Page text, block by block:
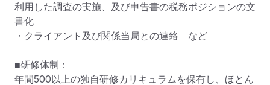
利用した調査の実施、及び申告書の税務ポジションの文
書化
・クライアント及び関係当局との連絡　など
■研修体制：
年間500以上の独自研修カリキュラムを保有し、ほとん